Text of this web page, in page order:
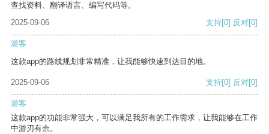
查找资料、翻译语言、编写代码等。
2025-09-06
支持[0] 反对[0]
游客
这款app的路线规划非常精准，让我能够快速到达目的地。
2025-09-06 支持[0] 反对[0]
游客
这款app的功能非常强大，可以满足我所有的工作需求，让我能够在工作
中游刃有余。